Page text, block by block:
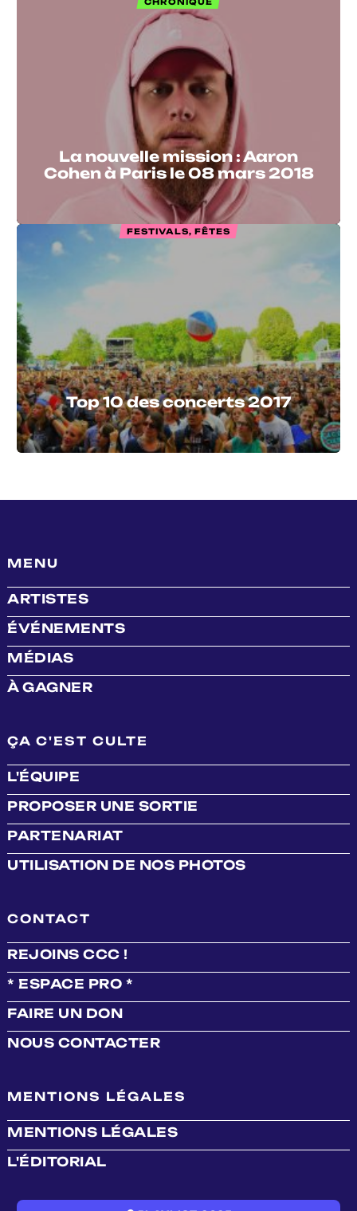
La nouvelle mission : Aaron
Cohen à Paris le 08 mars 2018
FESTIVALS, FÊTES
Top 10 des concerts 2017
MENU
ARTISTES
ÉVÉNEMENTS
MÉDIAS
À GAGNER
ÇA C'EST CULTE
L'ÉQUIPE
PROPOSER UNE SORTIE
PARTENARIAT
UTILISATION DE NOS PHOTOS
CONTACT
REJOINS CCC !
* ESPACE PRO *
FAIRE UN DON
NOUS CONTACTER
MENTIONS LÉGALES
MENTIONS LÉGALES
L'ÉDITORIAL